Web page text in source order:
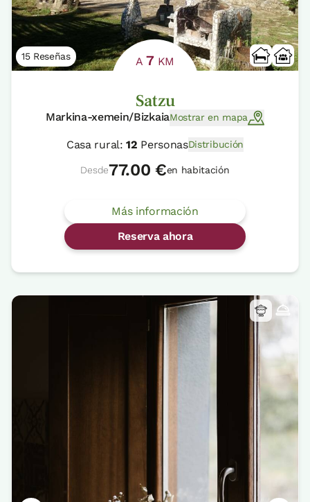
15 Reseñas A7 KM
Satzu
Markina-xemein/BizkaiaMostrar en mapa
Casa rural:12 PersonasDistribución
Desde77.00 €en habitación
Más información
Reserva ahora